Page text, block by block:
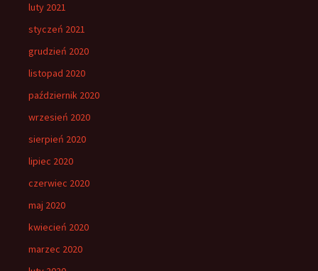
luty 2021
styczeń 2021
grudzień 2020
listopad 2020
październik 2020
wrzesień 2020
sierpień 2020
lipiec 2020
czerwiec 2020
maj 2020
kwiecień 2020
marzec 2020